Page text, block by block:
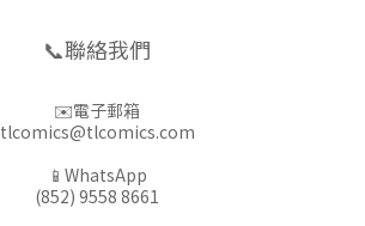
📞聯絡我們
✉️電子郵箱
tlcomics@tlcomics.com
📱WhatsApp
(852) 9558 8661